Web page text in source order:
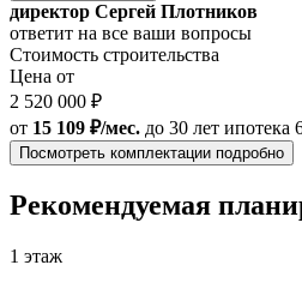
директор Сергей Плотников
ответит на все ваши вопросы
Стоимость строительства
Цена от
2 520 000 ₽
от 15 109 ₽/мес. до 30 лет ипотека
Посмотреть комплектации подробно
Рекомендуемая
1 этаж